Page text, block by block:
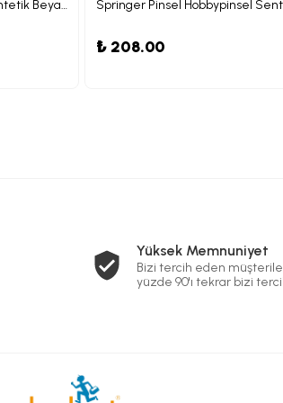
Springer Pinsel Hobbypinsel Sentetik Beyaz Kıllı Fırça 02
₺ 208.00
Yüksek Memnuniyet
Bizi tercih eden
yüzde 90'ı tekrar bizi